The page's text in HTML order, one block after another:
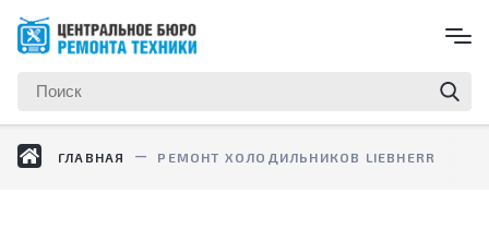
ГЛАВНАЯ РЕМОНТ ХОЛОДИЛЬНИКОВ LIEBHERR